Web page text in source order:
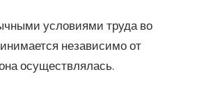
условиями труда во
независимо от
осуществлялась.